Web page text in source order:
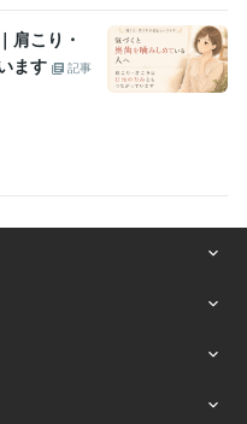
肩こり・
ます
記事